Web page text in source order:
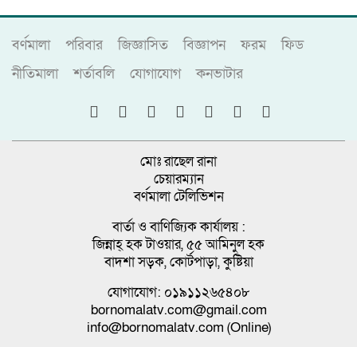
বর্ণমালা পরিবার জিজ্ঞাসিত বিজ্ঞাপন ফরম
ফিড
নীতিমালা
শর্তাবলি যোগাযোগ কনভাটার
মোঃ রাছেল রানা
চেয়ারম্যান
বর্ণমালা টেলিভিশন
বার্তা ও বাণিজ্যিক কার্যালয় :
জিন্নাহ্ হক টাওয়ার, ৫৫ আমিনুল হক
বাদশা সড়ক, কোর্টপাড়া, কুষ্টিয়া
যোগাযোগ: ০১৯১১২৬৫৪০৮
bornomalatv.com@gmail.com
info@bornomalatv.com (Online)